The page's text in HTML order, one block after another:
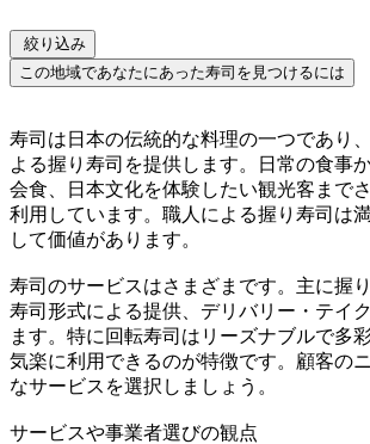
絞り込み
この地域であなたにあった寿司を見つけるには
寿司は日本の伝統的な料理の一つであり
よる握り寿司を提供します。日常の食事
会食、日本文化を体験したい観光客まで
利用しています。職人による握り寿司は
して価値があります。
寿司のサービスはさまざまです。主に握
寿司形式による提供、デリバリー・テイ
ます。特に回転寿司はリーズナブルで多
気楽に利用できるのが特徴です。顧客の
なサービスを選択しましょう。
サービスや事業者選びの観点